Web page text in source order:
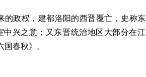
的政权，建都洛阳的西晋覆亡，史称东
兴之意；又东晋统治地区大部分在江
春秋》。